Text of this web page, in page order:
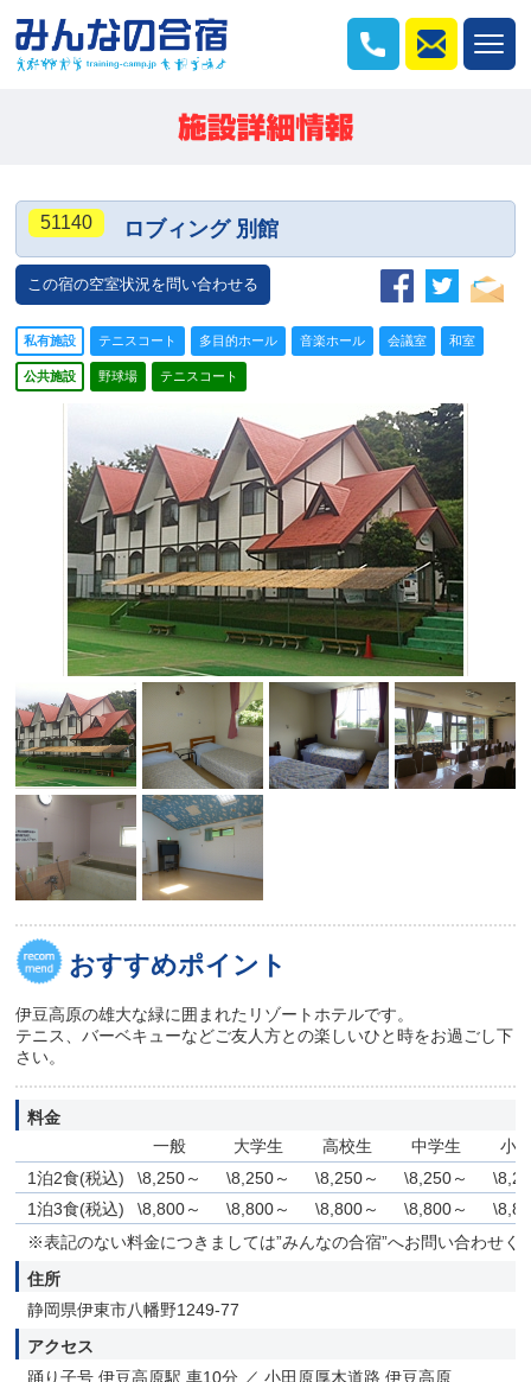
51140 ロブィング 別館
この宿の空室状況を問い合わせる
私有施設 テニスコート 多目的ホール 音楽ホール 会議室 和室
公共施設 野球場 テニスコート
おすすめポイント
伊豆高原の雄大な緑に囲まれたリゾートホテルです。
テニス、バーベキューなどご友人方との楽しいひと時をお過ごし下
さい。
料金
一般
大学生 高校生 中学生
小
1泊2食(税込)
\8,250～ \8,250～ \8,250～ \8,250～
1泊3食(税込)
\8,800～ \8,800～ \8,800～ \8,800～
※表記のない料金につきましては”みんなの合宿”へお問い合わせく
住所
静岡県伊東市八幡野1249-77
アクセス
踊り子号 伊豆高原駅 車10分 ／ 小田原厚木道路 伊豆高原